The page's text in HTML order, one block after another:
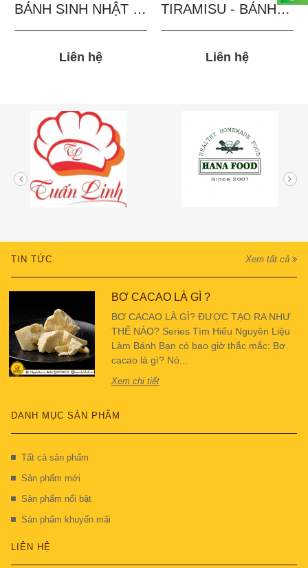
BÁNH SINH NHẬT IN...
Liên hệ
TIRAMISU - BÁNH TẶNG...
Liên hệ
TIN TỨC Xem tất cả
BƠ CACAO LÀ GÌ ?
BƠ CACAO LÀ GÌ? ĐƯỢC TẠO RA NHƯ
THẾ NÀO? Series Tìm Hiểu Nguyên Liệu
Làm Bánh Bạn có bao giờ thắc mắc: Bơ
cacao là gì? Nó...
Xem chi tiết
DANH MỤC SẢN PHẨM
Tất cả sản phẩm
Sản phẩm mới
Sản phẩm nổi bật
Sản phẩm khuyến mãi
LIÊN HỆ